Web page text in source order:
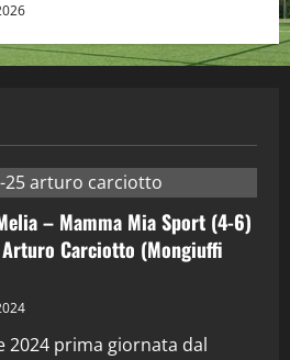
Maschile
– Mamma Mia Sport (4-6)
Carciotto (Mongiuffi
2024 prima giornata dal
in Podcast: 29^ Puntata
28 Aprile 2026)